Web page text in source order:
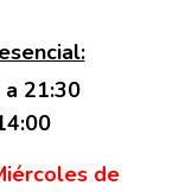
21:30
de